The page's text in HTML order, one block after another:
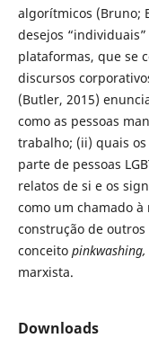
algorítmicos (Bruno;
desejos
plataformas, que se
discursos
(Butler, 2015)
como as pessoas
trabalho; (ii) quais
parte de pessoas
relatos de si e os
como um chamado
construção de
conceito pinkwashing,
marxista.
Downloads